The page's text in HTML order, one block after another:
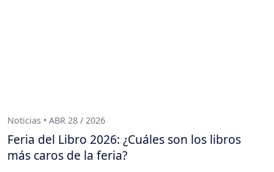
Noticias • ABR 28 / 2026
Feria del Libro 2026: ¿Cuáles son los libros
más caros de la feria?